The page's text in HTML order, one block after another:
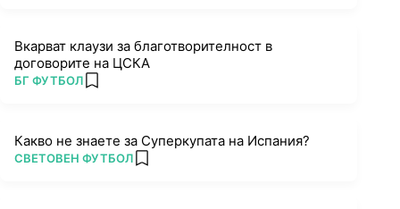
Вкарват клаузи за благотворителност в
договорите на ЦСКА
ПОВЕЧЕ ОТ
БГ ФУТБОЛ add favorites
Какво не знаете за Суперкупата на Испания?
ПОВЕЧЕ ОТ
СВЕТОВЕН ФУТБОЛ add favorites